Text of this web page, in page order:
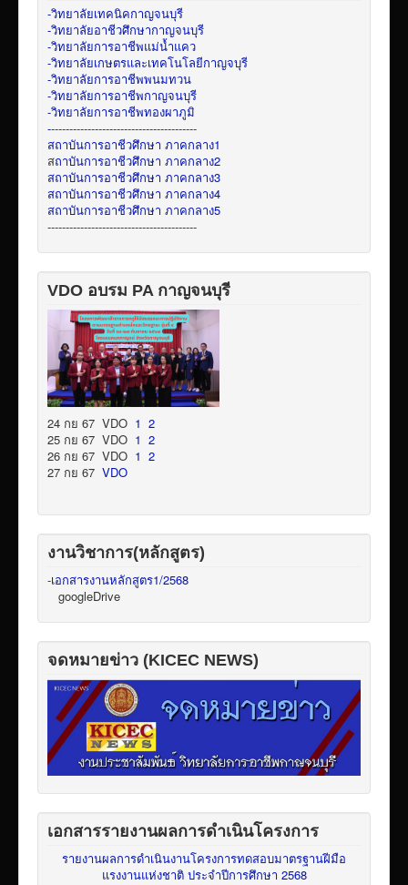
-วิทยาลัยเทคนิคกาญจนบุรี
-วิทยาลัยอาชีวศึกษากาญจนบุรี
-วิทยาลัยการอาชีพแม่น้ำแคว
-วิทยาลัยเกษตรและเทคโนโลยีกาญจบุรี
-วิทยาลัยการอาชีพพนมทวน
-วิทยาลัยการอาชีพกาญจนบุรี
-วิทยาลัยการอาชีพทองผาภูมิ
-----------------------------------------
สถาบันการอาชีวศึกษา ภาคกลาง1
สถาบันการอาชีวศึกษา ภาคกลาง2
สถาบันการอาชีวศึกษา ภาคกลาง3
สถาบันการอาชีวศึกษา ภาคกลาง4
สถาบันการอาชีวศึกษา ภาคกลาง5
-----------------------------------------
VDO อบรม PA กาญจนบุรี
24 กย 67 VDO 1 2
25 กย 67 VDO 1 2
26 กย 67 VDO 1 2
27 กย 67 VDO
งานวิชาการ(หลักสูตร)
-เอกสารงานหลักสูตร1/2568
googleDrive
จดหมายข่าว (KICEC NEWS)
เอกสารรายงานผลการดำเนินโครงการ
รายงานผลการดำเนินงานโครงการทดสอบมาตรฐานฝีมือ
แรงงานแห่งชาติ ประจำปีการศึกษา 2568